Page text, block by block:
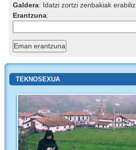
Galdera: Idatzi zortzi zenbakiak erabiliz
Erantzuna:
TEKNOSEXUA